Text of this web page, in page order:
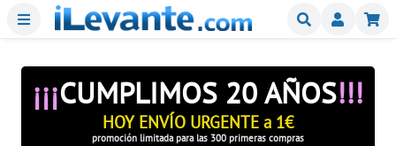
Menu Buscar
¡¡¡CUMPLIMOS 20 AÑOS!!!
HOY ENVÍO URGENTE a 1€
promoción limitada para las 300 primeras compras